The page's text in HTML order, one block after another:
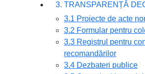
3. TRANSPARENȚĂ
3.1 Proiecte de acte
3.2 Formular pentru
3.3 Registrul pentru
recomandărilor
3.4 Dezbateri publice